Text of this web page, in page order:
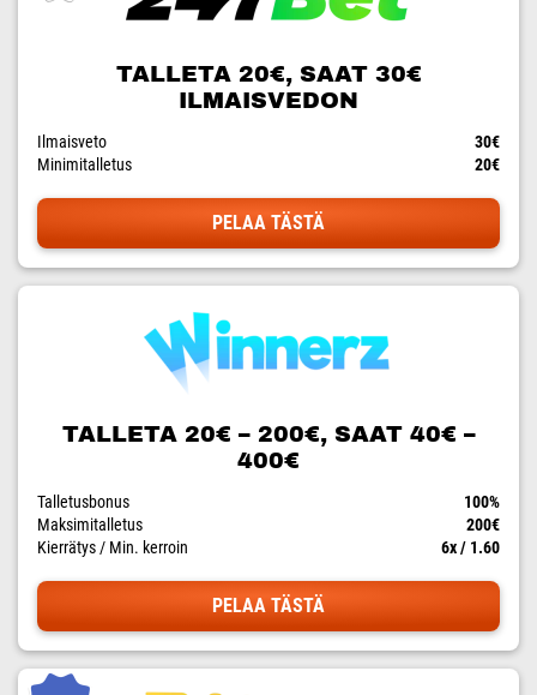
TALLETA 20€, SAAT 30€
ILMAISVEDON
Ilmaisveto
30€
Minimitalletus
20€
PELAA TÄSTÄ
TALLETA 20€ – 200€, SAAT 40€ –
400€
Talletusbonus
100%
Maksimitalletus
200€
Kierrätys / Min. kerroin
6x / 1.60
PELAA TÄSTÄ